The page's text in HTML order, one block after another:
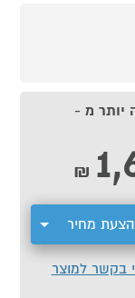
יותר מ -
₪
מחיר
בקשר למוצר